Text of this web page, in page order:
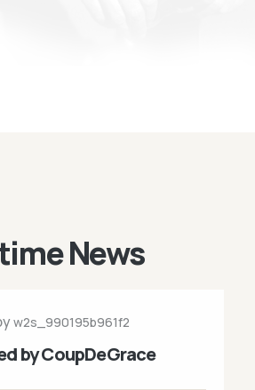
News
w2s_990195b961f2
by CoupDeGrace